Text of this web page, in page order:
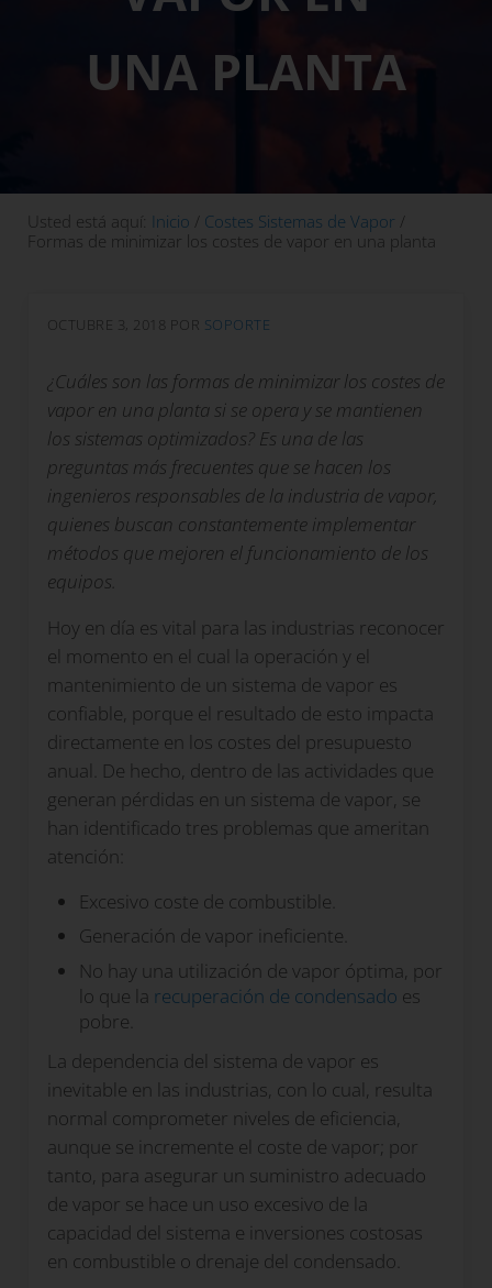
UNA PLANTA
Usted está aquí: Inicio / Costes Sistemas de Vapor /
Formas de minimizar los costes de vapor en una planta
OCTUBRE 3, 2018 POR SOPORTE
¿Cuáles son las formas de minimizar los costes de
vapor en una planta si se opera y se mantienen
los sistemas optimizados? Es una de las
preguntas más frecuentes que se hacen los
ingenieros responsables de la industria de vapor,
quienes buscan constantemente implementar
métodos que mejoren el funcionamiento de los
equipos.
Hoy en día es vital para las industrias reconocer
el momento en el cual la operación y el
mantenimiento de un sistema de vapor es
confiable, porque el resultado de esto impacta
directamente en los costes del presupuesto
anual. De hecho, dentro de las actividades que
generan pérdidas en un sistema de vapor, se
han identificado tres problemas que ameritan
atención:
Excesivo coste de combustible.
Generación de vapor ineficiente.
No hay una utilización de vapor óptima, por
lo que la recuperación de condensado es
pobre.
La dependencia del sistema de vapor es
inevitable en las industrias, con lo cual, resulta
normal comprometer niveles de eficiencia,
aunque se incremente el coste de vapor; por
tanto, para asegurar un suministro adecuado
de vapor se hace un uso excesivo de la
capacidad del sistema e inversiones costosas
en combustible o drenaje del condensado.